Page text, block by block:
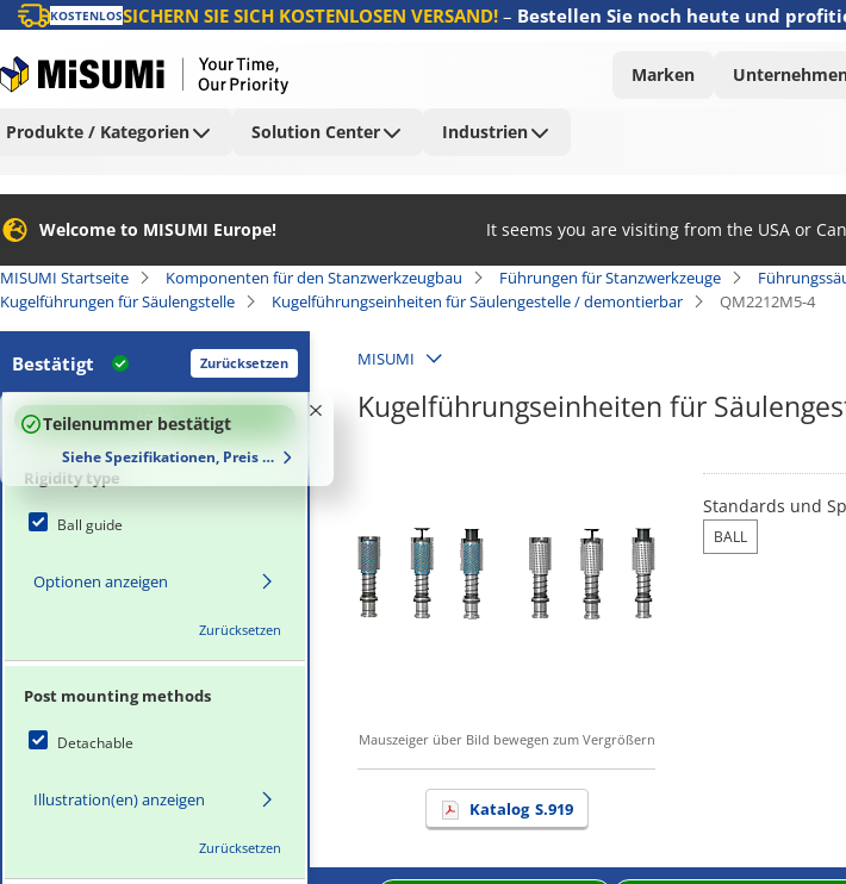
KOSTENLOSSICHERN SIE SICH KOSTENLOSEN VERSAND!– Bestellen Sie noch heute und
Marken
Produkte / Kategorien Solution Center Industrien
Welcome to MISUMI Europe! It seems you are visiting from the USA or
MISUMI Startseite Komponenten für den Stanzwerkzeugbau Führungen für Stanzwerkzeuge
Kugelführungen für Säulengstelle
Kugelführungseinheiten für Säulengestelle / demontierbar QM2212M5-4
Bestätigt Zurücksetzen
100%
Teilenummer bestätigt
Siehe Spezifikationen, Preis und Lieferzeiten
Rigidity type
Ball guide
Optionen anzeigen
Zurücksetzen
Post mounting methods
Detachable
Illustration(en) anzeigen
Zurücksetzen
MISUMI
Kugelführungseinheiten für
Mauszeiger über Bild bewegen zum Vergrößern
Katalog S.919
Standards und
BALL